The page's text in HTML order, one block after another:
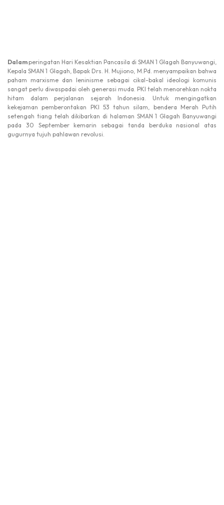
Dalamperingatan Hari Kesaktian Pancasila di SMAN 1 Glagah Banyuwangi,
Kepala SMAN 1 Glagah, Bapak Drs. H. Mujiono, M.Pd. menyampaikan bahwa
paham marxisme dan leninisme sebagai cikal-bakal ideologi komunis
sangat perlu diwaspadai oleh generasi muda. PKI telah menorehkan nokta
hitam dalam perjalanan sejarah Indonesia. Untuk mengingatkan
kekejaman pemberontakan PKI 53 tahun silam, bendera Merah Putih
setengah tiang telah dikibarkan di halaman SMAN 1 Glagah Banyuwangi
pada 30 September kemarin sebagai tanda berduka nasional atas
gugurnya tujuh pahlawan revolusi.